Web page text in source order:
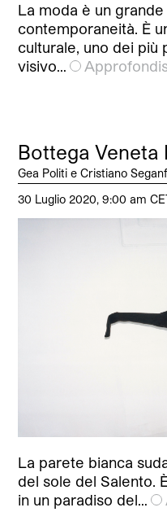
La moda è un
contemporaneità. È
culturale, uno dei più
visivo…
Bottega Veneta
Gea Politi e Cristiano
30 Luglio 2020, 9:00 am
La parete bianca
del sole del Salento.
in un paradiso del…